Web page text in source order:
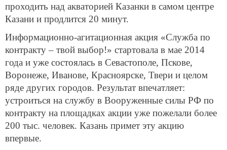
проходить над акваторией Казанки в самом центре
Казани и продлится 20 минут.
Информационно-агитационная акция «Служба по
контракту – твой выбор!» стартовала в мае 2014
года и уже состоялась в Севастополе, Пскове,
Воронеже, Иванове, Красноярске, Твери и целом
ряде других городов. Результат впечатляет:
устроиться на службу в Вооруженные силы РФ по
контракту на площадках акции уже пожелали более
200 тыс. человек. Казань примет эту акцию
впервые.